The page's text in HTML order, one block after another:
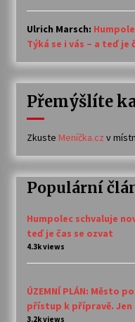
Ulrich Marsch:
Týká se i vás – a teď je
Přemýšlíte
Zkuste Meníčka.cz v
Populární
Humpolec schvaluje
teď je čas se ozvat
4.3k views
ÚZEMNÍ PLÁN: Město
přístup k přípravě.
3.2k views